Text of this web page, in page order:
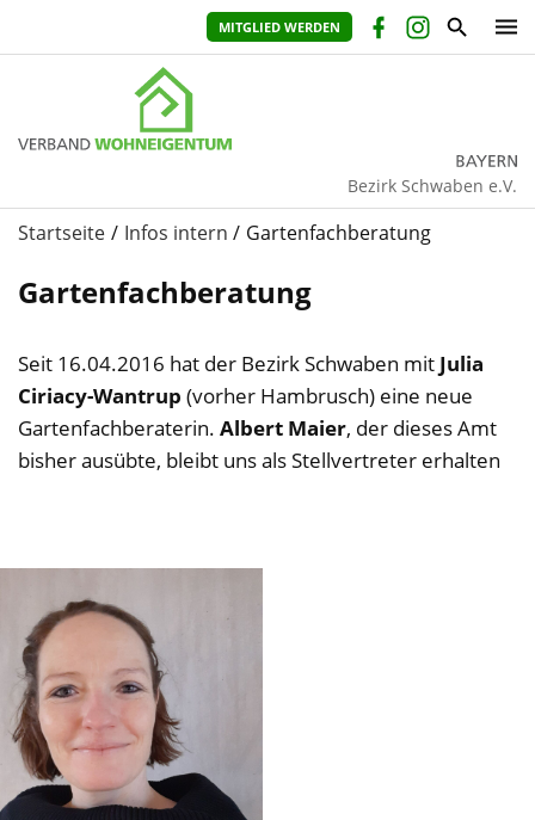
MITGLIED WERDEN
Bezirk Schwaben e.V.
Startseite Infos intern Gartenfachberatung
Gartenfachberatung
Seit 16.04.2016 hat der Bezirk Schwaben mit Julia
Ciriacy-Wantrup (vorher Hambrusch) eine neue
Gartenfachberaterin. Albert Maier, der dieses Amt
bisher ausübte, bleibt uns als Stellvertreter erhalten